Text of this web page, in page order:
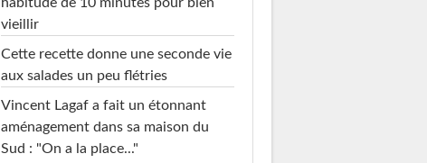
vieillir
Cette recette donne une seconde vie
aux salades un peu flétries
Vincent Lagaf a fait un étonnant
aménagement dans sa maison du
Sud : "On a la place..."